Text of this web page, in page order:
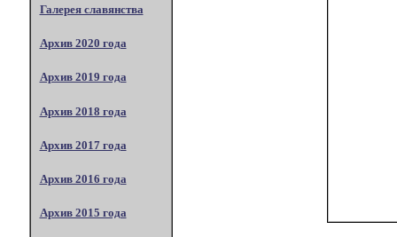
Галерея славянства
Архив 2020 года
Архив 2019 года
Архив 2018 года
Архив 2017 года
Архив 2016 года
Архив 2015 года